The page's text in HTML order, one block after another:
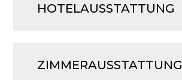
HOTELAUSSTATTUNG
ZIMMERAUSSTATTUNG